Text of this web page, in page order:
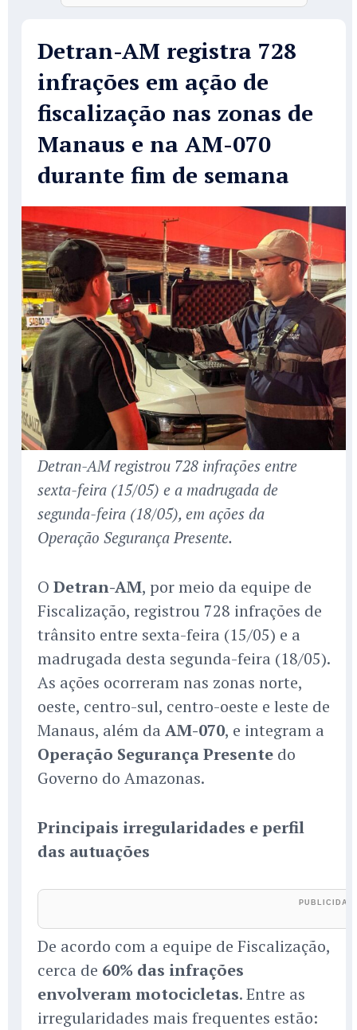
Detran-AM registra 728
infrações em ação de
fiscalização nas zonas de
Manaus e na AM-070
durante fim de semana
Detran-AM registrou 728 infrações entre
sexta-feira (15/05) e a madrugada de
segunda-feira (18/05), em ações da
Operação Segurança Presente.
O Detran-AM, por meio da equipe de
Fiscalização, registrou 728 infrações de
trânsito entre sexta-feira (15/05) e a
madrugada desta segunda-feira (18/05).
As ações ocorreram nas zonas norte,
oeste, centro-sul, centro-oeste e leste de
Manaus, além da AM-070, e integram a
Operação Segurança Presente do
Governo do Amazonas.
Principais irregularidades e perfil
das autuações
De acordo com a equipe de Fiscalização,
cerca de 60% das infrações
envolveram motocicletas. Entre as
irregularidades mais frequentes estão: